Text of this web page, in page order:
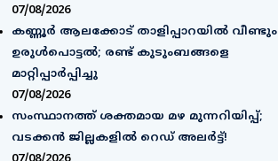
07/08/2026
കണ്ണൂർ ആലക്കോട് താളിപ്പാറയിൽ വീണ്ടും
ഉരുൾപൊട്ടൽ; രണ്ട് കുടുംബങ്ങളെ
മാറ്റിപ്പാർപ്പിച്ചു
07/08/2026
സംസ്ഥാനത്ത് ശക്തമായ മഴ മുന്നറിയിപ്പ്;
വടക്കൻ ജില്ലകളിൽ റെഡ് അലർട്ട്!